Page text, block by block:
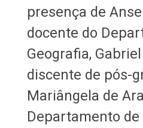
presença de
docente do
Geografia,
discente de pós-
Mariângela de
Departamento